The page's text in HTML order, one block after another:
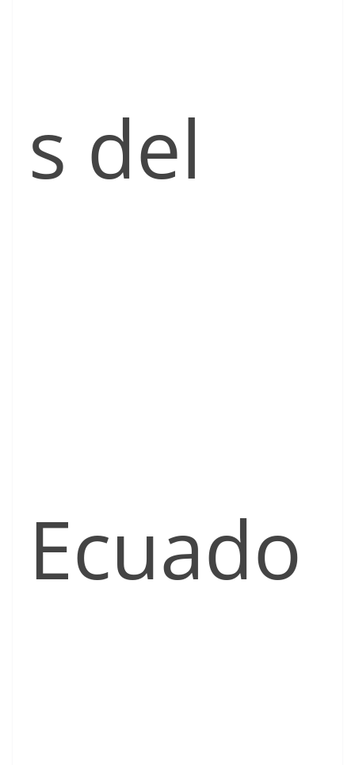
s del
Ecuado